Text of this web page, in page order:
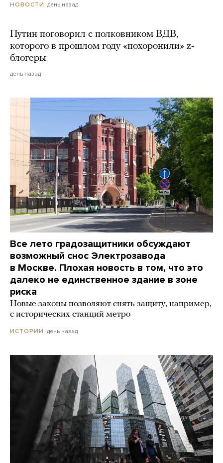
НОВОСТИ день назад
Путин поговорил с полковником ВДВ,
которого в прошлом году «похоронили» z-
блогеры
день назад
Все лето градозащитники обсуждают
возможный снос Электрозавода
в Москве. Плохая новость в том, что это
далеко не единственное здание в зоне
риска
Новые законы позволяют снять защиту, например,
с исторических станций метро
ИСТОРИИ день назад